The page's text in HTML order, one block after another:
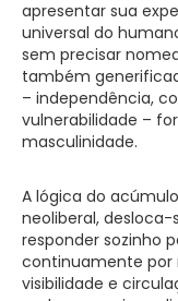
apresentar sua
universal do
sem precisar
também
– independência,
vulnerabilidade –
masculinidade.
A lógica do
neoliberal, desloca-
responder sozinho
continuamente por
visibilidade e